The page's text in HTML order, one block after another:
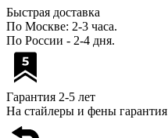
Быстрая доставка
По Москве: 2-3 часа.
По России - 2-4 дня.
Гарантия 2-5 лет
На стайлеры и фены гарантия